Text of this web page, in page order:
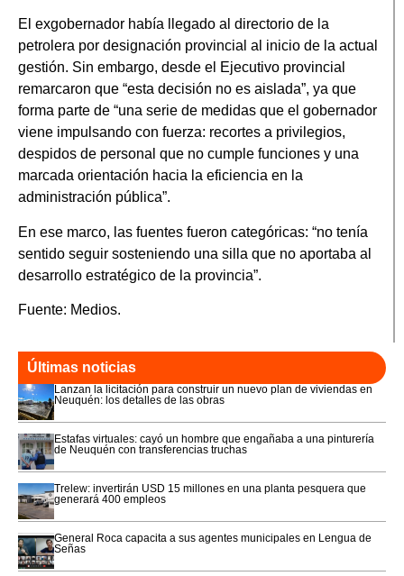
El exgobernador había llegado al directorio de la
petrolera por designación provincial al inicio de la actual
gestión. Sin embargo, desde el Ejecutivo provincial
remarcaron que “esta decisión no es aislada”, ya que
forma parte de “una serie de medidas que el gobernador
viene impulsando con fuerza: recortes a privilegios,
despidos de personal que no cumple funciones y una
marcada orientación hacia la eficiencia en la
administración pública”.
En ese marco, las fuentes fueron categóricas: “no tenía
sentido seguir sosteniendo una silla que no aportaba al
desarrollo estratégico de la provincia”.
Fuente: Medios.
Últimas noticias
Lanzan la licitación para construir un nuevo plan de viviendas en
Neuquén: los detalles de las obras
Estafas virtuales: cayó un hombre que engañaba a una pinturería
de Neuquén con transferencias truchas
Trelew: invertirán USD 15 millones en una planta pesquera que
generará 400 empleos
General Roca capacita a sus agentes municipales en Lengua de
Señas